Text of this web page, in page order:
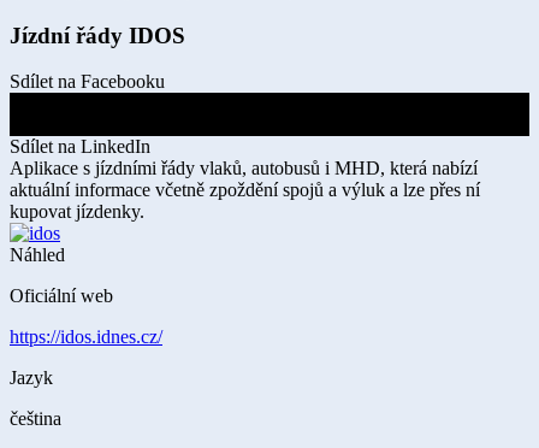
Jízdní řády IDOS
Sdílet na Facebooku
Sdílet na LinkedIn
Aplikace s jízdními řády vlaků, autobusů i MHD, která nabízí
aktuální informace včetně zpoždění spojů a výluk a lze přes ní
kupovat jízdenky.
Náhled
Oficiální web
https://idos.idnes.cz/
Jazyk
čeština